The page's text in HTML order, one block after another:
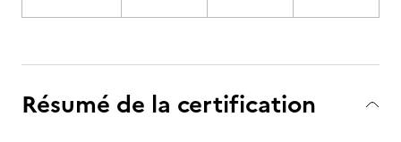
Résumé de la certification